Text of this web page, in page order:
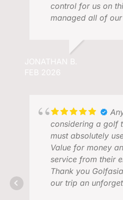
control for us on
managed all of
cities, 18 different
had great guides
throughout
and allowing us to
in Saigon and
Each made our
better. Thank you!
back to S/E Asia
GolfAsian will be
use to manage
travelling
JONATHAN B.
FEB 2026
considering a golf
must absolutely
Value for money
service from their
Thank you
our trip an